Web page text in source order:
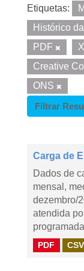
Etiquetas:
Histórico
PDF
Creative
ONS
Filtrar
Carga de
Dados de
mensal,
dezembro/
atendida
PDF CSV